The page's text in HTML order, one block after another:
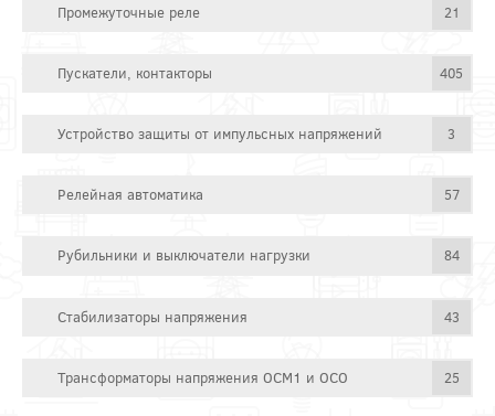
Промежуточные реле 21
Пускатели, контакторы 405
Устройство защиты от импульсных напряжений 3
Релейная автоматика 57
Рубильники и выключатели нагрузки 84
Стабилизаторы напряжения 43
Трансформаторы напряжения ОСМ1 и ОСО 25